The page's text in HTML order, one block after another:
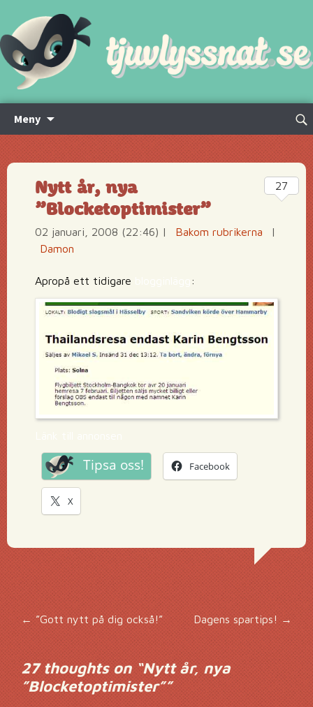
Meny
innehåll
Sök
Nytt år, nya
”Blocketoptimister”
02 januari, 2008 (22:46) | Bakom rubrikerna
|
Damon
Apropå ett tidigare :
Tipsa oss! Facebook
X
27
Inläggsnavigering
←”Gott nytt på dig också!” Dagens spartips! →
27 thoughts on “Nytt år, nya
”Blocketoptimister””